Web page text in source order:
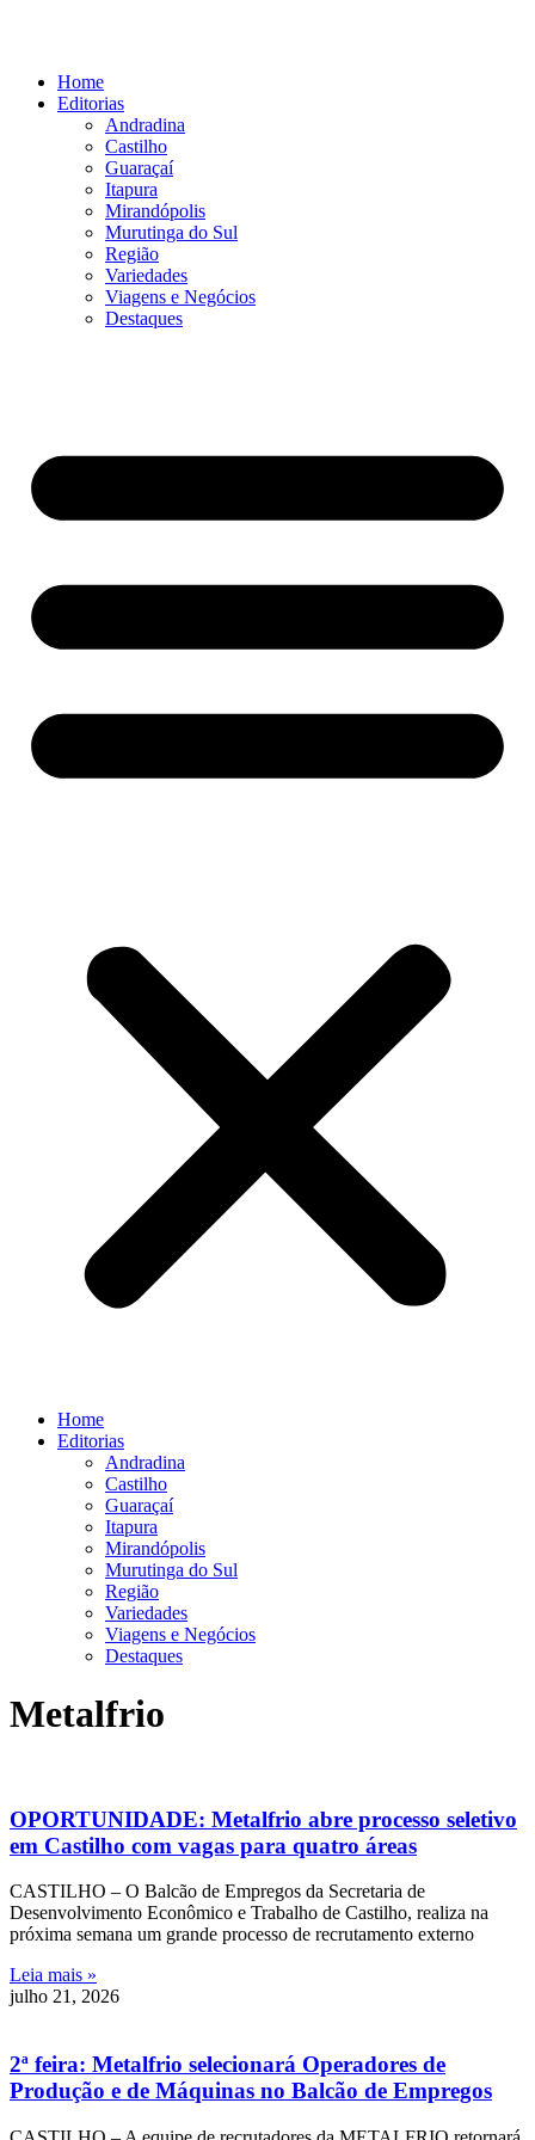
conteúdoHome
Editorias
Andradina
Castilho
Guaraçaí
Itapura
Mirandópolis
Murutinga do Sul
Região
Variedades
Viagens e Negócios
Destaques
Home
Editorias
Andradina
Castilho
Guaraçaí
Itapura
Mirandópolis
Murutinga do Sul
Região
Variedades
Viagens e Negócios
Destaques
Metalfrio
OPORTUNIDADE: Metalfrio abre processo seletivo
em Castilho com vagas para quatro áreas
CASTILHO – O Balcão de Empregos da Secretaria de
Desenvolvimento Econômico e Trabalho de Castilho, realiza na
próxima semana um grande processo de recrutamento externo
Leia mais »
julho 21, 2026
2ª feira: Metalfrio selecionará Operadores de
Produção e de Máquinas no Balcão de Empregos